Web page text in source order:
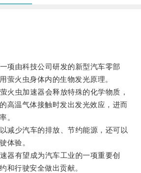
由科技公司研发的新型汽车零部
萤火虫身体内的生物发光原理。
虫加速器会释放特殊的化学物质，
高温气体接触时发出发光效应，进而
。
少汽车的排放、节约能源，还可以
体验。
有望成为汽车工业的一项重要创
和行驶安全做出贡献。